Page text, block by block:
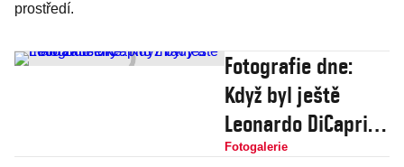
prostředí.
Fotografie dne:
Když byl ještě
Leonardo DiCaprio
mladý a málo
Fotogalerie